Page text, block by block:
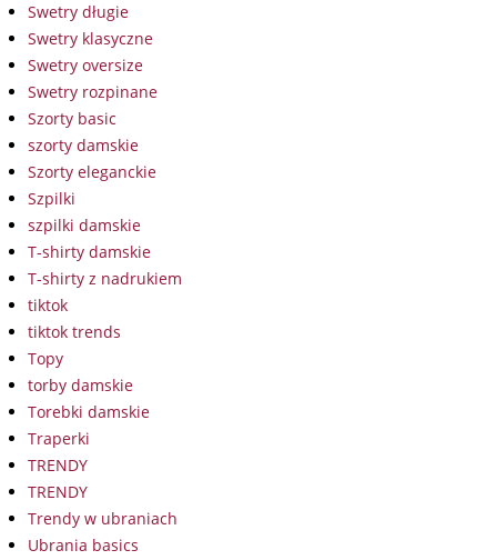
Swetry długie
Swetry klasyczne
Swetry oversize
Swetry rozpinane
Szorty basic
szorty damskie
Szorty eleganckie
Szpilki
szpilki damskie
T-shirty damskie
T-shirty z nadrukiem
tiktok
tiktok trends
Topy
torby damskie
Torebki damskie
Traperki
TRENDY
TRENDY
Trendy w ubraniach
Ubrania basics